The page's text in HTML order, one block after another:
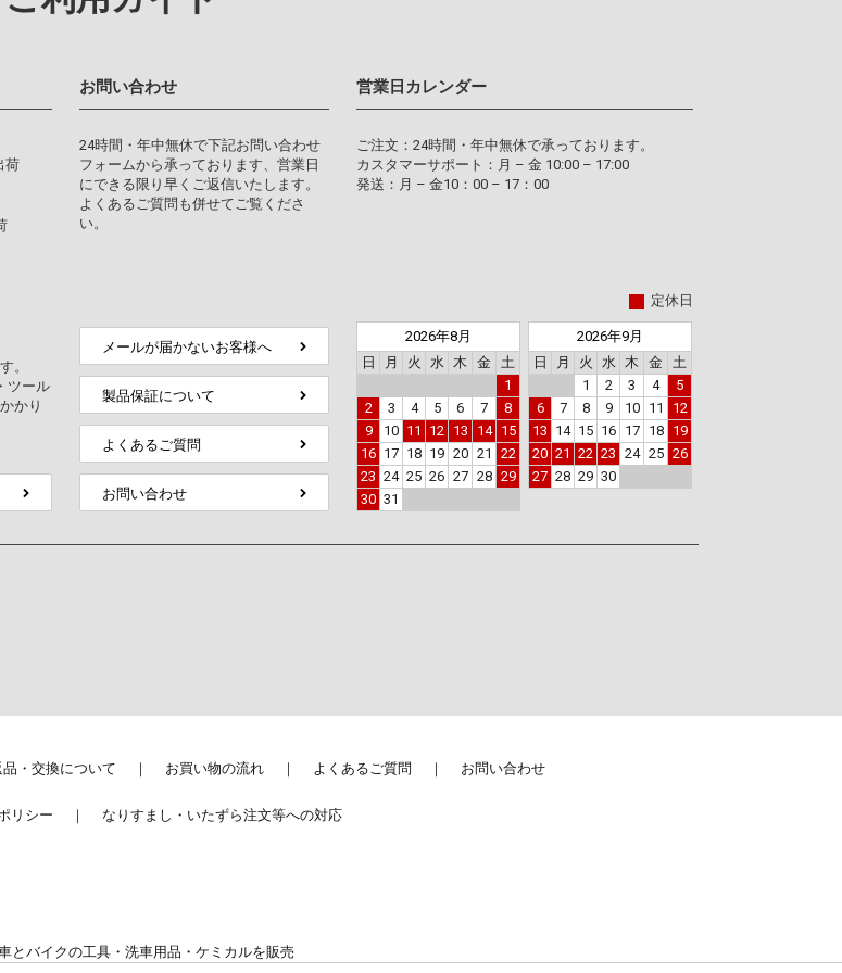
荷
。
ツール
かり
お問い合わせ
24時間・年中無休で下記お問い合わせ
フォームから承っております、営業日
にできる限り早くご返信いたします。
よくあるご質問も併せてご覧くださ
い。
メールが届かないお客様へ
製品保証について
よくあるご質問
お問い合わせ
営業日カレンダー
ご注文：24時間・年中無休で承っております。
カスタマーサポート：月 – 金 10:00 – 17:00
発送：月 – 金10：00 – 17：00
定休日
2026年8月
日
月 火 水 木 金
土
1
2
3 4 5 6 7
8
9
10 11 12 13 14
15
16 17 18 19 20 21
22
23 24 25 26 27 28 29
30 31
2026年9月
日
月 火 水 木 金
土
1
2 3 4
5
6
7 8 9 10 11
12
13 14 15 16 17 18
19
20 21 22 23 24 25 26
27 28 29 30
品・交換について お買い物の流れ よくあるご質問 お問い合わせ
リシー なりすまし・いたずら注文等への対応
とバイクの工具・洗車用品・ケミカルを販売